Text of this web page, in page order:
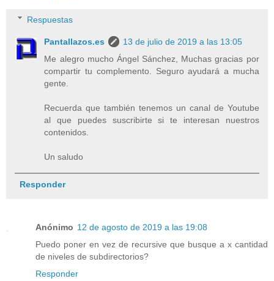
Respuestas
Pantallazos.es
13 de julio de 2019 a las 13:05
Me alegro mucho Ángel Sánchez, Muchas gracias por
compartir tu complemento. Seguro ayudará a mucha
gente.
Recuerda que también tenemos un canal de Youtube
al que puedes suscribirte si te interesan nuestros
contenidos.
Un saludo
Responder
Anónimo 12 de agosto de 2019 a las 19:08
Puedo poner en vez de recursive que busque a x cantidad
de niveles de subdirectorios?
Responder